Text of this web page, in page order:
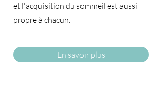
et l'acquisition du sommeil est aussi
propre à chacun.​
En savoir plus